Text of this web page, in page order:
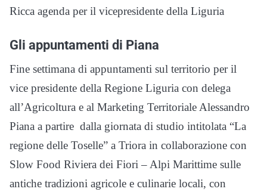
Ricca agenda per il vicepresidente della Liguria
Gli appuntamenti di Piana
Fine settimana di appuntamenti sul territorio per il
vice presidente della Regione Liguria con delega
all’Agricoltura e al Marketing Territoriale Alessandro
Piana a partire dalla giornata di studio intitolata “La
regione delle Toselle” a Triora in collaborazione con
Slow Food Riviera dei Fiori – Alpi Marittime sulle
antiche tradizioni agricole e culinarie locali, con